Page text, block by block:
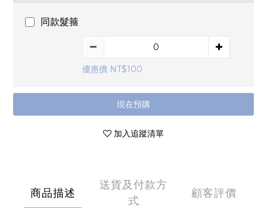
同款髮箍
優惠價 NT$100
現在預購
加入追蹤清單
商品描述
送貨及付款方
式
顧客評價